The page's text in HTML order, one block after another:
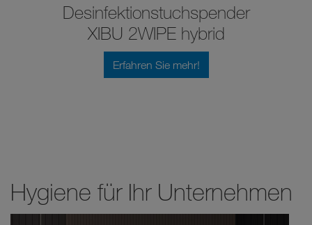
Desinfektionstuchspender
XIBU 2WIPE hybrid
Erfahren Sie mehr!
Hygiene für Ihr Unternehmen